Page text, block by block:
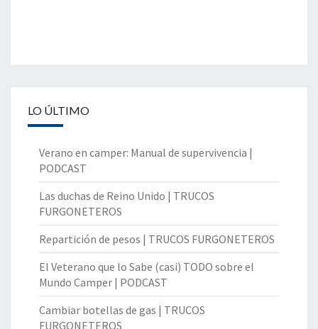
LO ÚLTIMO
Verano en camper: Manual de supervivencia |
PODCAST
Las duchas de Reino Unido | TRUCOS
FURGONETEROS
Repartición de pesos | TRUCOS FURGONETEROS
El Veterano que lo Sabe (casi) TODO sobre el
Mundo Camper | PODCAST
Cambiar botellas de gas | TRUCOS
FURGONETEROS